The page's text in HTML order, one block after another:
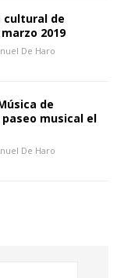
cultural de
2019
De Haro
de
musical el
De Haro